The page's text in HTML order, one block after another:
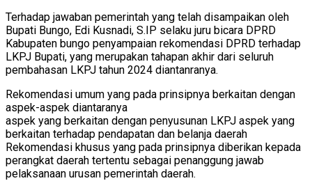
Terhadap jawaban pemerintah yang telah disampaikan oleh
Bupati Bungo, Edi Kusnadi, S.IP selaku juru bicara DPRD
Kabupaten bungo penyampaian rekomendasi DPRD terhadap
LKPJ Bupati, yang merupakan tahapan akhir dari seluruh
pembahasan LKPJ tahun 2024 diantanranya.
Rekomendasi umum yang pada prinsipnya berkaitan dengan
aspek-aspek diantaranya
aspek yang berkaitan dengan penyusunan LKPJ aspek yang
berkaitan terhadap pendapatan dan belanja daerah
Rekomendasi khusus yang pada prinsipnya diberikan kepada
perangkat daerah tertentu sebagai penanggung jawab
pelaksanaan urusan pemerintah daerah.